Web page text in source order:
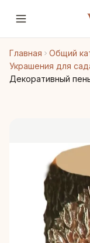
Главная Общий
Украшения для
Декоративный